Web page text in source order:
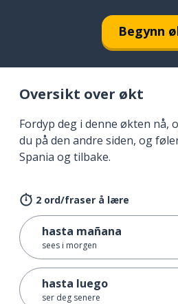
Begynn
Oversikt over økt
Fordyp deg i denne økten nå,
du på den andre siden, og
Spania og tilbake.
2 ord/fraser å lære
hasta mañana
sees i morgen
hasta luego
ser deg senere